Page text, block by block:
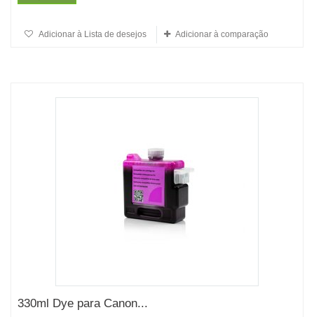
Adicionar à Lista de desejos Adicionar à comparação
330ml Dye para Canon...